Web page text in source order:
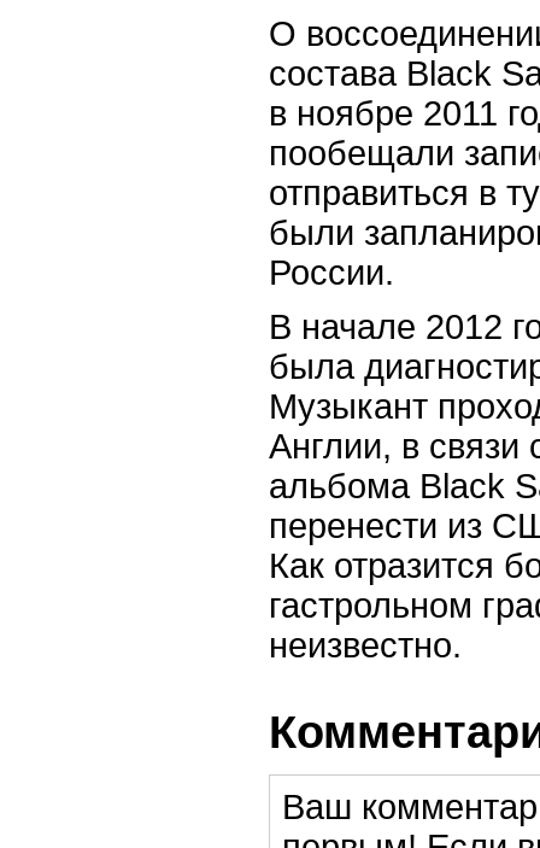
О
состава Black
в ноябре 2011
пообещали
отправиться в
были
России.
В начале 2012
была
Музыкант
Англии, в связи
альбома Black
перенести из
Как отразится
гастрольном
неизвестно.
Ваш